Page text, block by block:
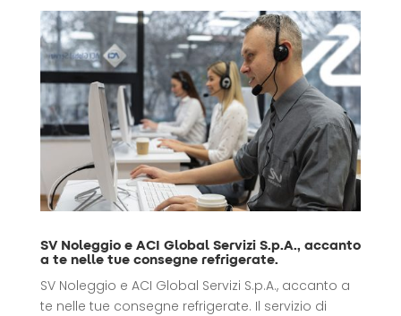
SV Noleggio e ACI Global Servizi S.p.A., accanto
a te nelle tue consegne refrigerate.
SV Noleggio e ACI Global Servizi S.p.A., accanto a
te nelle tue consegne refrigerate. Il servizio di